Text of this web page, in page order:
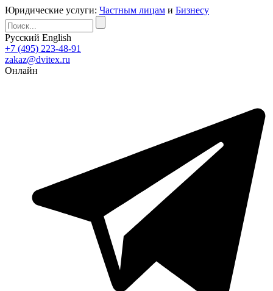
Юридические услуги: Частным лицам и Бизнесу
Русский English
+7 (495) 223-48-91
zakaz@dvitex.ru
Онлайн